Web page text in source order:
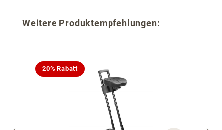
Produktgalerie überspringen
Weitere Produktempfehlungen:
20% Rabatt